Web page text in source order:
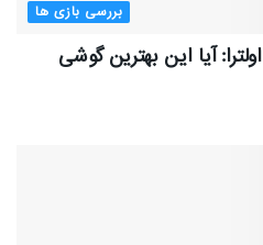
بررسی بازی ها
تکفارس؛ بررسی گلکسی S25 اولترا: آیا این بهترین گوشی